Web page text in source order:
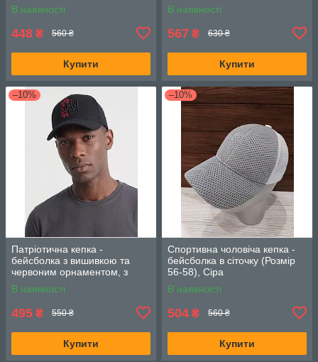
В наявності
448 ₴ 560 ₴
Купити
В наявності
567 ₴ 630 ₴
Купити
–10%
Патріотична кепка -
бейсболка з вишивкою та
червоним орнаментом, з
регулятором розміру, Чорна
В наявності
495 ₴ 550 ₴
Купити
–10%
Спортивна чоловіча кепка -
бейсболка в сіточку (Розмір
56-58), Сіра
В наявності
504 ₴ 560 ₴
Купити